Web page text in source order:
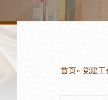
首页» 党建工